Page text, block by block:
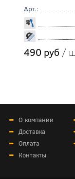
Арт.:
490 руб /
О компании
Доставка
Оплата
Контакты